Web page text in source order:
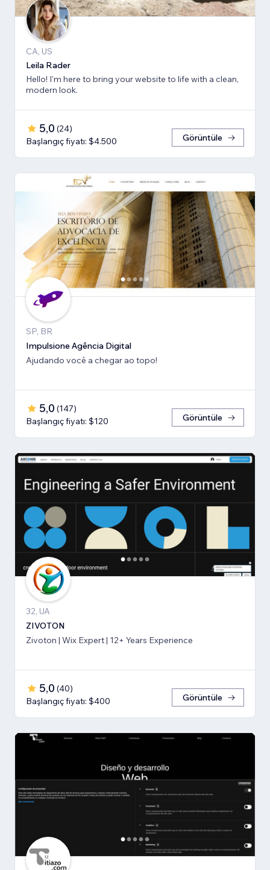
CA, US
Leila Rader
Hello! I'm here to bring your website to life with a clean,
modern look.
5,0 (24)
Başlangıç fiyatı: $4.500
Görüntüle
SP, BR
Impulsione Agência Digital
Ajudando você a chegar ao topo!
5,0 (147)
Başlangıç fiyatı: $120
Görüntüle
32, UA
ZIVOTON
Zivoton | Wix Expert | 12+ Years Experience
5,0 (40)
Başlangıç fiyatı: $400
Görüntüle